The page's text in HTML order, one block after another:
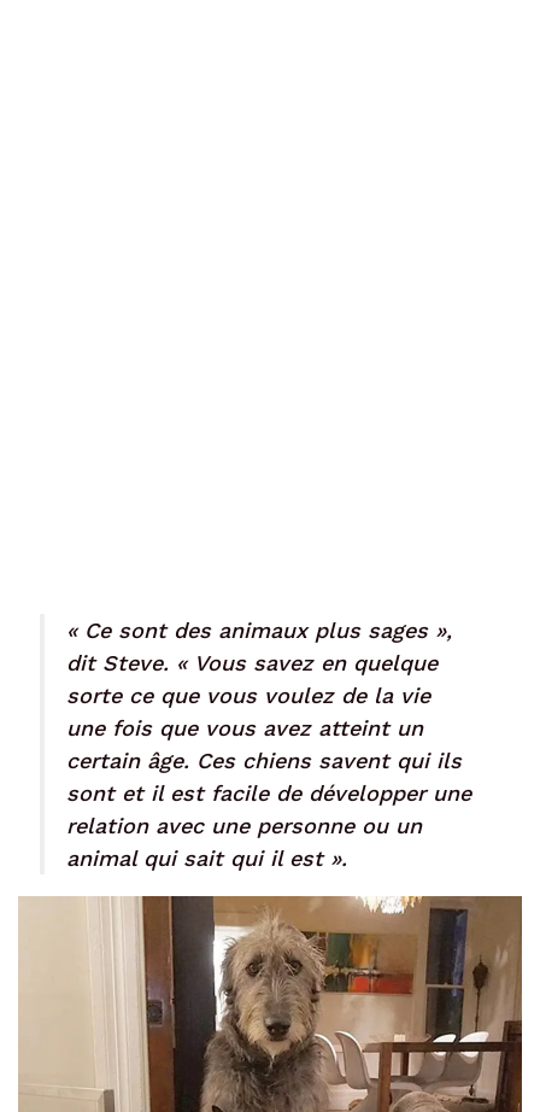
« Ce sont des animaux plus sages »,
dit Steve. « Vous savez en quelque
sorte ce que vous voulez de la vie
une fois que vous avez atteint un
certain âge. Ces chiens savent qui ils
sont et il est facile de développer une
relation avec une personne ou un
animal qui sait qui il est ».